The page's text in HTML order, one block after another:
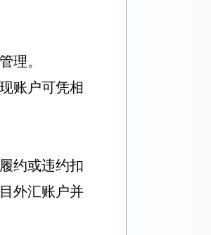
理。
账户可凭相
约或违约扣
外汇账户并